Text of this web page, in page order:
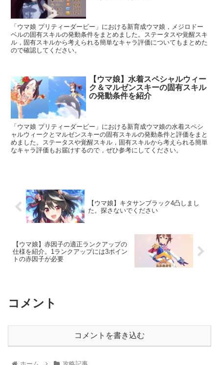
「ウマ娘 プリティーダービー」における新育成ウマ娘，メジロドー
ベルの固有スキルの発動条件をまとめました。ステータスや覚醒スキ
ル，固有スキルから考えられる簡単なキャラ評価についてもまとめた
ので確認してください。
【ウマ娘】水着スペシャルウィー
ク＆マルゼンスキーの固有スキル
の発動条件を紹介
「ウマ娘 プリティーダービー」における新育成ウマ娘の水着スペシ
ャルウィークとマルゼンスキーの固有スキルの発動条件と評価をまと
めました。ステータスや覚醒スキル，固有スキルから考えられる簡単
なキャラ評価もお届けするので，ぜひ参考にしてください。
【ウマ娘】キタサンブラック4凸しまし
た。探さないでください
【ウマ娘】赤因子の適正ランクアップの
仕様を紹介。1ランクアップには3ポイン
トの赤因子が必要
コメント
コメントを書き込む